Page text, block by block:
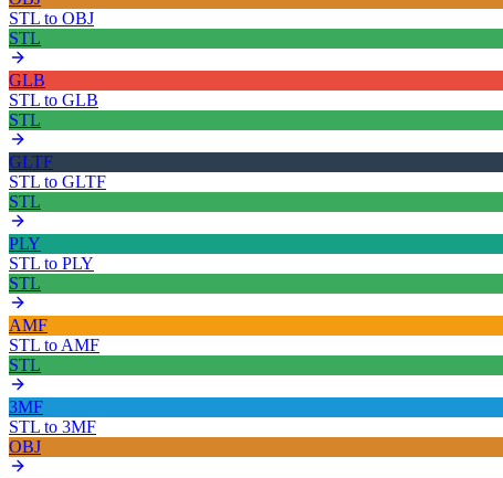
STL to OBJ
STL
GLB
STL to GLB
STL
GLTF
STL to GLTF
STL
PLY
STL to PLY
STL
AMF
STL to AMF
STL
3MF
STL to 3MF
OBJ